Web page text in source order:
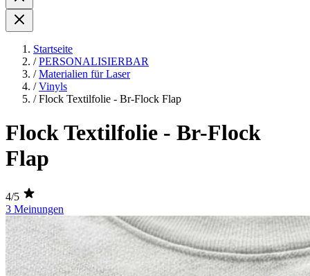
Startseite
/ PERSONALISIERBAR
/ Materialien für Laser
/ Vinyls
/ Flock Textilfolie - Br-Flock Flap
Flock Textilfolie - Br-Flock
Flap
4/5
3 Meinungen